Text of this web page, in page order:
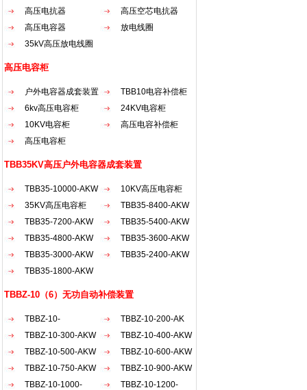
高压电抗器
高压空芯电抗器
高压电容器
放电线圈
35kV高压放电线圈
高压电容柜
户外电容器成套装置
TBB10电容补偿柜
6kv高压电容柜
24KV电容柜
10KV电容柜
高压电容补偿柜
高压电容柜
TBB35KV高压户外电容器成套装置
TBB35-10000-AKW
10KV高压电容柜
35KV高压电容柜
TBB35-8400-AKW
TBB35-7200-AKW
TBB35-5400-AKW
TBB35-4800-AKW
TBB35-3600-AKW
TBB35-3000-AKW
TBB35-2400-AKW
TBB35-1800-AKW
TBBZ-10（6）无功自动补偿装置
TBBZ-10-
2100（30...
TBBZ-10-200-AK
TBBZ-10-300-AKW
TBBZ-10-400-AKW
TBBZ-10-500-AKW
TBBZ-10-600-AKW
TBBZ-10-750-AKW
TBBZ-10-900-AKW
TBBZ-10-1000-
TBBZ-10-1200-